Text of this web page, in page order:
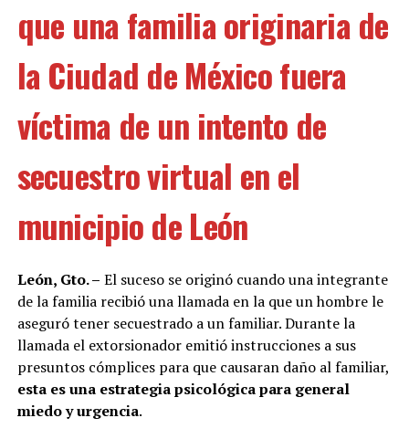
que una familia originaria de
la Ciudad de México fuera
víctima de un intento de
secuestro virtual en el
municipio de León
León, Gto. – El suceso se originó cuando una integrante
de la familia recibió una llamada en la que un hombre le
aseguró tener secuestrado a un familiar. Durante la
llamada el extorsionador emitió instrucciones a sus
presuntos cómplices para que causaran daño al familiar,
esta es una estrategia psicológica para general
miedo y urgencia.